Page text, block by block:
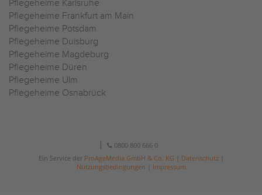
Pflegeheime Karlsruhe
Pflegeheime Frankfurt am Main
Pflegeheime Potsdam
Pflegeheime Duisburg
Pflegeheime Magdeburg
Pflegeheime Düren
Pflegeheime Ulm
Pflegeheime Osnabrück
0800 800 666 0
Ein Service der ProAgeMedia GmbH & Co. KG Datenschutz|
Nutzungsbedingungen
Impressum